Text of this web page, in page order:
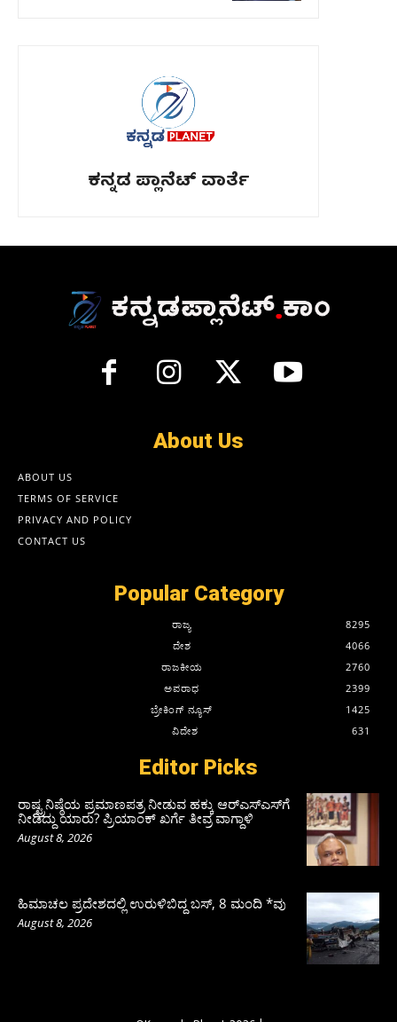
ಕನ್ನಡ ಪ್ಲಾನೆಟ್ ವಾರ್ತೆ
About Us
ABOUT US
TERMS OF SERVICE
PRIVACY AND POLICY
CONTACT US
Popular Category
ರಾಜ್ಯ
8295
ದೇಶ
4066
ರಾಜಕೀಯ
2760
ಅಪರಾಧ
2399
ಬ್ರೇಕಿಂಗ್ ನ್ಯೂಸ್
1425
ವಿದೇಶ
631
Editor Picks
ರಾಷ್ಟ್ರನಿಷ್ಠೆಯ ಪ್ರಮಾಣಪತ್ರ ನೀಡುವ ಹಕ್ಕು ಆರ್‌ಎಸ್‌ಎಸ್‌ಗೆ
ನೀಡಿದ್ದು ಯಾರು? ಪ್ರಿಯಾಂಕ್ ಖರ್ಗೆ ತೀವ್ರ ವಾಗ್ದಾಳಿ
August 8, 2026
ಹಿಮಾಚಲ ಪ್ರದೇಶದಲ್ಲಿ ಉರುಳಿಬಿದ್ದ ಬಸ್‌, 8 ಮಂದಿ *ವು
August 8, 2026